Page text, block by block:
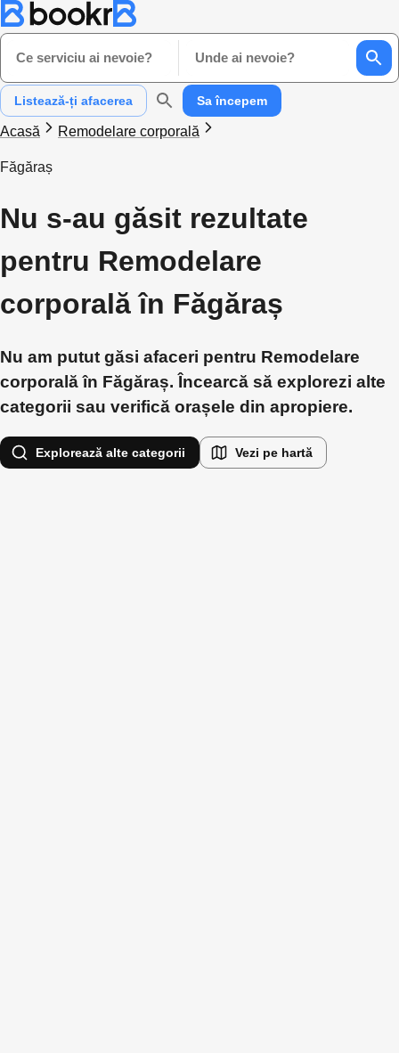
Ce serviciu ai nevoie? Unde ai nevoie?
Listează-ți afacerea Sa începem
Acasă Remodelare corporală
Făgăraș
Nu s-au găsit rezultate
pentru Remodelare
corporală în Făgăraș
Nu am putut găsi afaceri pentru Remodelare
corporală în Făgăraș. Încearcă să explorezi alte
categorii sau verifică orașele din apropiere.
Explorează alte categorii Vezi pe hartă